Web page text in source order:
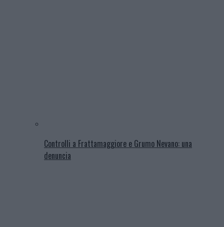
Controlli a Frattamaggiore e Grumo Nevano: una
denuncia